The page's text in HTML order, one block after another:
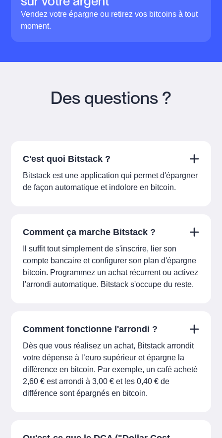
Vendez votre épargne ou retirez vos bitcoins à tout
moment.
Des questions ?
C'est quoi Bitstack ?
Bitstack est une application qui permet d'épargner
de façon automatique et indolore en bitcoin.
Comment ça marche Bitstack ?
Il suffit tout simplement de s'inscrire, lier son
compte bancaire et configurer son plan d'épargne
bitcoin. Programmez un achat récurrent ou activez
l'arrondi automatique. Bitstack s'occupe du reste.
Comment fonctionne l'arrondi ?
Dès que vous réalisez un achat, Bitstack arrondit
votre dépense à l’euro supérieur et épargne la
différence en bitcoin. Par exemple, un café acheté
2,60 € est arrondi à 3,00 € et les 0,40 € de
différence sont épargnés en bitcoin.